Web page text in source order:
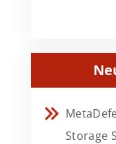
Storage